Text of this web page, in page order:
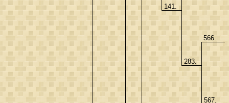
141.
283.
566.
567.